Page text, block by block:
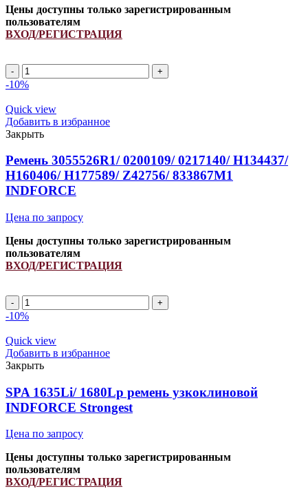
Цены доступны только зарегистрированным
пользователям
ВХОД/РЕГИСТРАЦИЯ
SPA
3137Li/
ремень
узкоклиновой
INDFORCE
Strongest
quantity
-10%
Quick view
Добавить в избранное
Закрыть
Ремень 3055526R1/ 0200109/ 0217140/ H134437/
H160406/ H177589/ Z42756/ 833867M1
INDFORCE
Цена по запросу
Цены доступны только зарегистрированным
пользователям
ВХОД/РЕГИСТРАЦИЯ
Ремень
3055526R1/
0217140/
H134437/
H160406/
H177589/
Z42756/
833867M1
INDFORCE
-10%
Quick view
Добавить в избранное
Закрыть
SPA 1635Li/ 1680Lp ремень узкоклиновой
INDFORCE Strongest
Цена по запросу
Цены доступны только зарегистрированным
пользователям
ВХОД/РЕГИСТРАЦИЯ